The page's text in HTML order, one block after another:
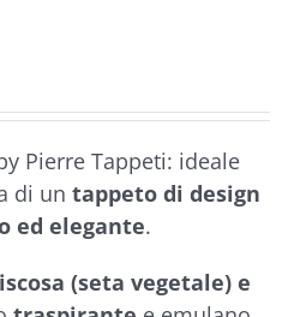
Pierre Tappeti: ideale
di un tappeto di design
ed elegante.
(seta vegetale) e